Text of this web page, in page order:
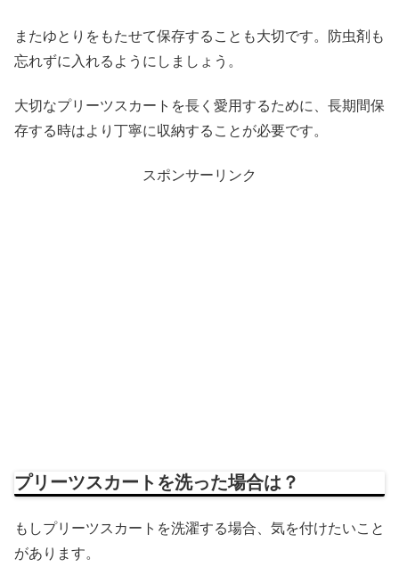
またゆとりをもたせて保存することも大切です。防虫剤も
忘れずに入れるようにしましょう。
大切なプリーツスカートを長く愛用するために、長期間保
存する時はより丁寧に収納することが必要です。
スポンサーリンク
プリーツスカートを洗った場合は？
もしプリーツスカートを洗濯する場合、気を付けたいこと
があります。